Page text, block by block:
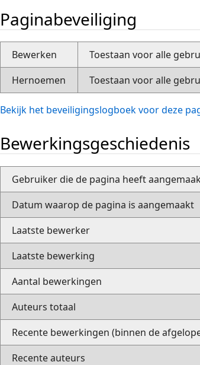
Paginabeveiliging
Bewerken
Toestaan voor alle
Hernoemen
Toestaan voor alle
Bekijk het beveiligingslogboek voor deze
Bewerkingsgeschiedenis
Gebruiker die de pagina heeft
Datum waarop de pagina is aangemaakt
Laatste bewerker
Laatste bewerking
Aantal bewerkingen
Auteurs totaal
Recente bewerkingen (binnen de
Recente auteurs